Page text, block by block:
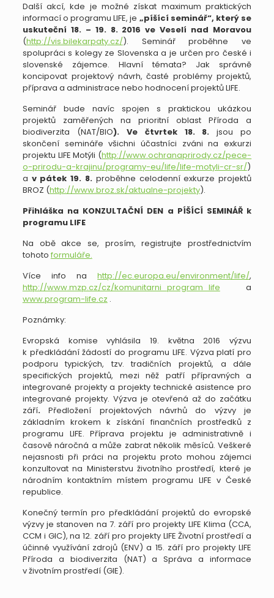
Další akcí, kde je možné získat maximum praktických
informací o programu LIFE, je „píšící seminář“, který se
uskuteční 18. – 19. 8. 2016 ve Veselí nad Moravou
(http://vis.bilekarpaty.cz/). Seminář proběhne ve
spolupráci s kolegy ze Slovenska a je určen pro české i
slovenské zájemce. Hlavní témata? Jak správně
koncipovat projektový návrh, časté problémy projektů,
příprava a administrace nebo hodnocení projektů LIFE.
Seminář bude navíc spojen s praktickou ukázkou
projektů zaměřených na prioritní oblast Příroda a
biodiverzita (NAT/BIO). Ve čtvrtek 18. 8. jsou po
skončení semináře všichni účastníci zváni na exkurzi
projektu LIFE Motýli (http://www.ochranaprirody.cz/pece-
o-prirodu-a-krajinu/programy-eu/life/life-motyli-cr-sr/)
a v pátek 19. 8. proběhne celodenní exkurze projektů
BROZ (http://www.broz.sk/aktualne-projekty).
Přihláška na KONZULTAČNÍ DEN a PÍŠÍCÍ SEMINÁŘ k
programu LIFE
Na obě akce se, prosím, registrujte prostřednictvím
tohoto formuláře.
Více info nahttp://ec.europa.eu/environment/life/,
http://www.mzp.cz/cz/komunitarni_program_life a
www.program-life.cz .
Poznámky:
Evropská komise vyhlásila 19. května 2016 výzvu
k předkládání žádostí do programu LIFE. Výzva platí pro
podporu typických, tzv. tradičních projektů, a dále
specifických projektů, mezi něž patří přípravných a
integrované projekty a projekty technické asistence pro
integrované projekty. Výzva je otevřená až do začátku
září.Předložení projektových návrhů do výzvy je
základním krokem k získání finančních prostředků z
programu LIFE. Příprava projektu je administrativně i
časově náročná a může zabrat několik měsíců. Veškeré
nejasnosti při práci na projektu proto mohou zájemci
konzultovat na Ministerstvu životního prostředí, které je
národním kontaktním místem programu LIFE v České
republice.
Konečný termín pro předkládání projektů do evropské
výzvy je stanoven na 7. září pro projekty LIFE Klima (CCA,
CCM i GIC), na 12. září pro projekty LIFE Životní prostředí a
účinné využívání zdrojů (ENV) a 15. září pro projekty LIFE
Příroda a biodiverzita (NAT) a Správa a informace
v životním prostředí (GIE).